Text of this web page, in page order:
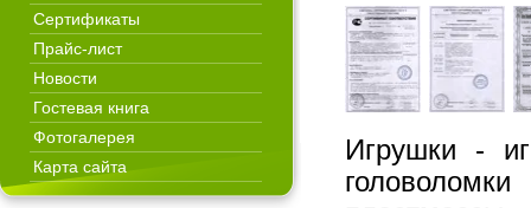
Сертификаты
Прайс-лист
Новости
Гостевая книга
Фотогалерея
Карта сайта
Игрушки -